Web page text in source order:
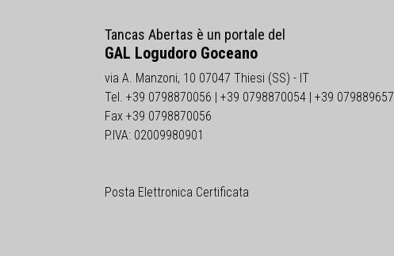
Tancas Abertas è un portale del
GAL Logudoro Goceano
via A. Manzoni, 10 07047 Thiesi (SS) - IT
Tel. +39 0798870056 | +39 0798870054 | +39 079889657
Fax +39 0798870056
P.IVA: 02009980901
Posta Elettronica Certificata